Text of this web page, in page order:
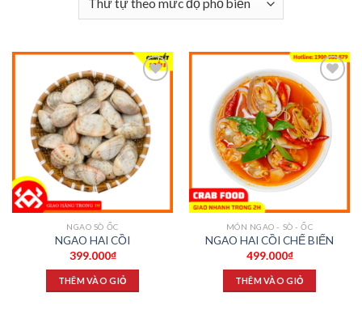
Add to
wishlist
NGAO SÒ ỐC
NGAO HAI CỒI
399.000₫
THÊM VÀO GIỎ
Add to
wishlist
MÓN NGAO - SÒ - ỐC
NGAO HAI CỒI CHẾ BIẾN
499.000₫
THÊM VÀO GIỎ